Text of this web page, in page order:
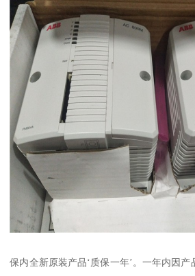
保内全新原装产品‘质保一年’。一年内因